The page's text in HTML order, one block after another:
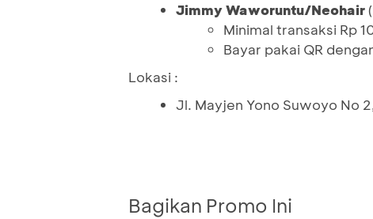
Jimmy Waworuntu/Neohair
Minimal transaksi Rp
Bayar pakai QR
Lokasi :
Jl. Mayjen Yono Suwoyo No
Bagikan Promo Ini